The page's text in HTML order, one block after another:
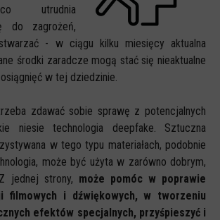
utrudnia
do zagrożeń,
- w ciągu kilku miesięcy aktualna
środki zaradcze mogą stać się nieaktualne
w tej dziedzinie.
zdawać sobie sprawę z potencjalnych
niesie technologia deepfake. Sztuczna
w tego typu materiałach, podobnie
może być użyta w zarówno dobrym,
jednej strony, może pomóc w poprawie
filmowych i dźwiękowych, w tworzeniu
efektów specjalnych, przyśpieszyć i